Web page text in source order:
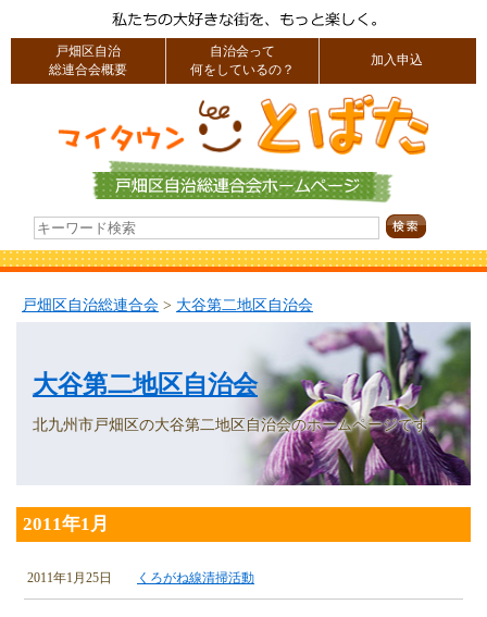
戸畑区自治
総連合会概要
自治会って
何をしているの？
加入申込
戸畑区自治総連合会 > 大谷第二地区自治会
大谷第二地区自治会
北九州市戸畑区の大谷第二地区自治会のホームページです。
2011年1月
2011年1月25日 くろがね線清掃活動